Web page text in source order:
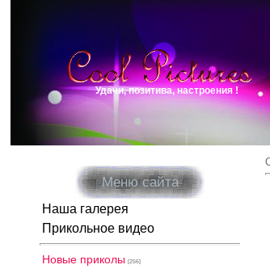
Удачи, позитива, настроения !
Меню сайта
Наша галерея
Прикольное видео
Новые приколы [256]